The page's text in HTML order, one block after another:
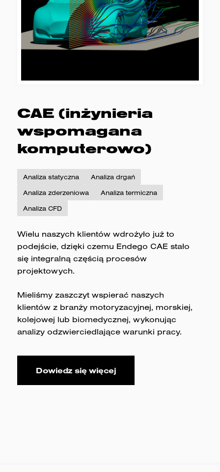
CAE (inżynieria
wspomagana
komputerowo)
Analiza statyczna
Analiza drgań
Analiza zderzeniowa
Analiza termiczna
Analiza CFD
Wielu naszych klientów wdrożyło już to
podejście, dzięki czemu Endego CAE stało
się integralną częścią procesów
projektowych.
Mieliśmy zaszczyt wspierać naszych
klientów z branży motoryzacyjnej, morskiej,
kolejowej lub biomedycznej, wykonując
analizy odzwierciedlające warunki pracy.
Dowiedz się więcej